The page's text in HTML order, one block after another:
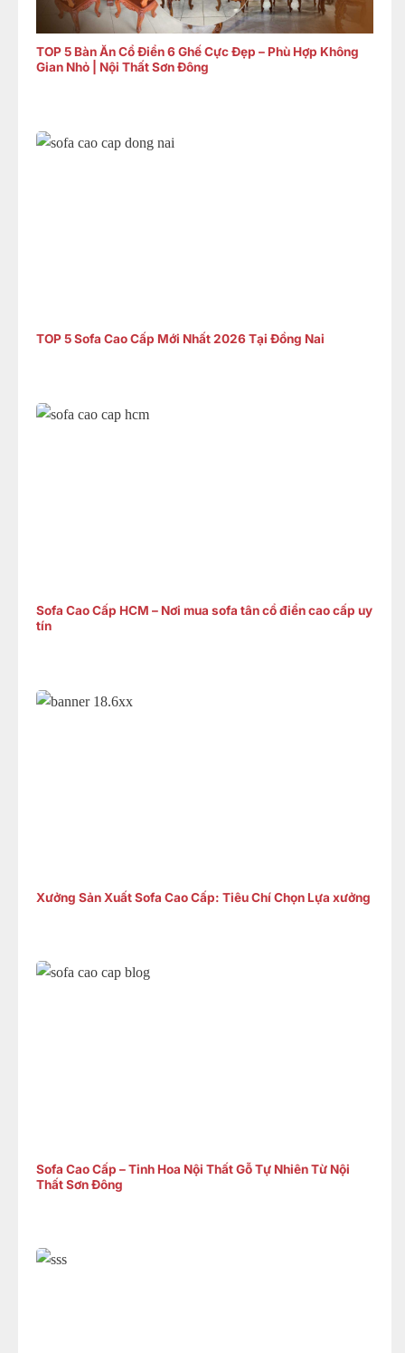
TOP 5 Bàn Ăn Cổ Điển 6 Ghế Cực Đẹp – Phù Hợp Không
Gian Nhỏ | Nội Thất Sơn Đông
TOP 5 Sofa Cao Cấp Mới Nhất 2026 Tại Đồng Nai
Sofa Cao Cấp HCM – Nơi mua sofa tân cổ điển cao cấp uy
tín
Xưởng Sản Xuất Sofa Cao Cấp: Tiêu Chí Chọn Lựa xưởng
Sofa Cao Cấp – Tinh Hoa Nội Thất Gỗ Tự Nhiên Từ Nội
Thất Sơn Đông